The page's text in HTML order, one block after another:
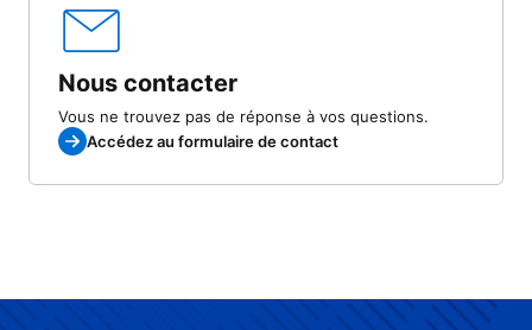
Nous contacter
Vous ne trouvez pas de réponse à vos questions.
Accédez au formulaire de contact